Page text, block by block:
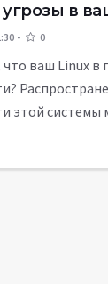
в
0
ваш Linux в
этой системы